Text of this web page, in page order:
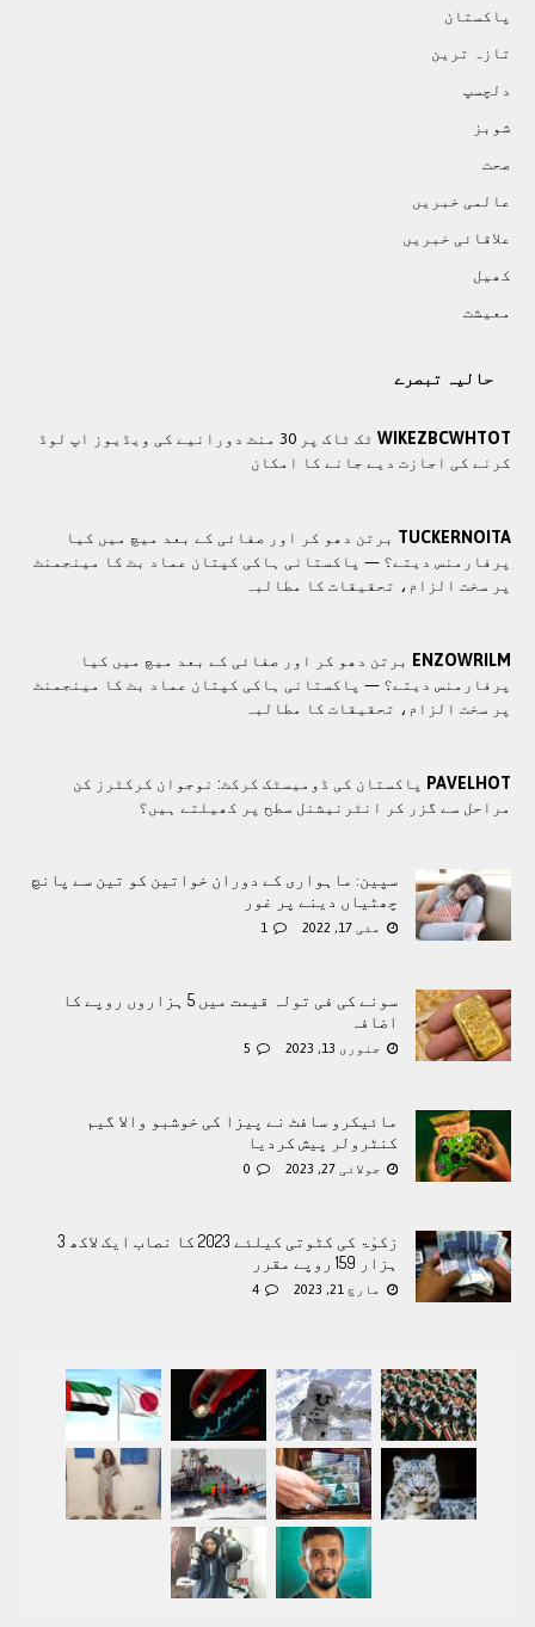
پاکستان
تازہ ترين
دلچسپ
شوبز
صحت
عالمی خبريں
علاقائی خبريں
کھيل
معيشت
حالیہ تبصرے
WIKEZBCWHTOT
ٹک ٹاک پر 30 منٹ دورانیے کی ویڈیوز اپ لوڈ
کرنے کی اجازت دیے جانے کا امکان
TUCKERNOITA برتن دھو کر اور صفائی کے بعد میچ میں کیا
پرفارمنس دیتے؟ — پاکستانی ہاکی کپتان عماد بٹ کا مینجمنٹ
پر سخت الزام، تحقیقات کا مطالبہ
ENZOWRILM برتن دھو کر اور صفائی کے بعد میچ میں کیا
پرفارمنس دیتے؟ — پاکستانی ہاکی کپتان عماد بٹ کا مینجمنٹ
پر سخت الزام، تحقیقات کا مطالبہ
PAVELHOT پاکستان کی ڈومیسٹک کرکٹ: نوجوان کرکٹرز کن
مراحل سے گزر کر انٹرنیشنل سطح پر کھیلتے ہیں؟
سپین: ماہواری کے دوران خواتین کو تین سے پانچ
چھٹیاں دینے پر غور
مئی 17, 2022 1
سونے کی فی تولہ قیمت میں 5 ہزاروں روپے کا
اضافہ
جنوری 13, 2023 5
مائیکرو سافٹ نے پیزا کی خوشبو والا گیم
کنٹرولر پیش کردیا
جولائی 27, 2023 0
زکوٰۃ کی کٹوتی کیلئے 2023 کا نصاب ایک لاکھ 3
ہزار 159 روپے مقرر
مارچ 21, 2023 4